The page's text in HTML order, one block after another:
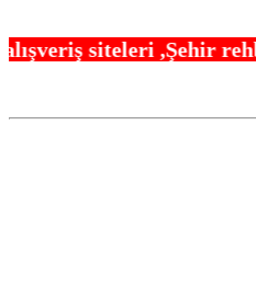
,Şehir